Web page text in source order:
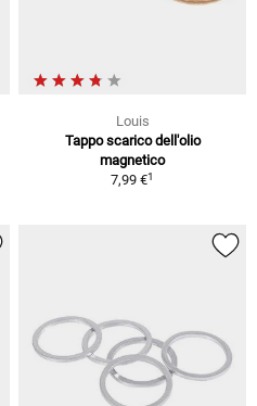
Louis
Tappo scarico dell'olio
magnetico
7,99 €1